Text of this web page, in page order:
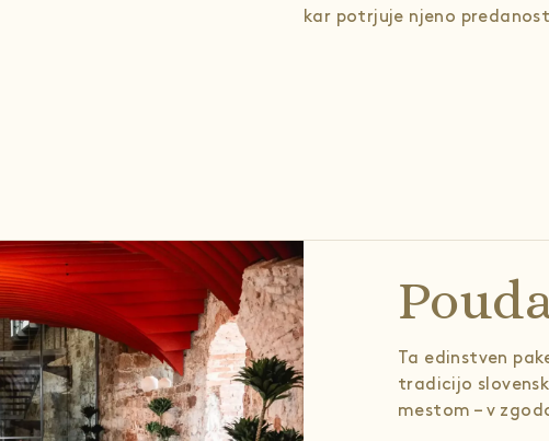
kar potrjuje njeno
Ta edinstven
tradicijo
mestom – v